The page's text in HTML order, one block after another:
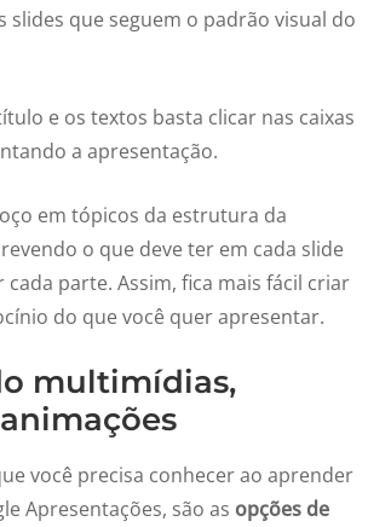
slides que seguem o padrão visual do
e os textos basta clicar nas caixas
a apresentação.
em tópicos da estrutura da
o que deve ter em cada slide
cada parte. Assim, fica mais fácil criar
do que você quer apresentar.
multimídias,
você precisa conhecer ao aprender
Apresentações, são as opções de